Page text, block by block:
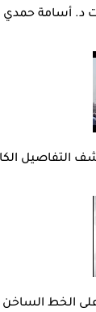
د. أسامة حمدي
التفاصيل